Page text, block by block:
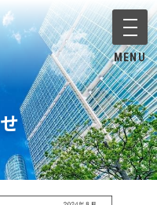
メニ
MENU